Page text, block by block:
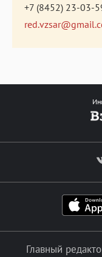
+7 (8452) 23-03-
Главный